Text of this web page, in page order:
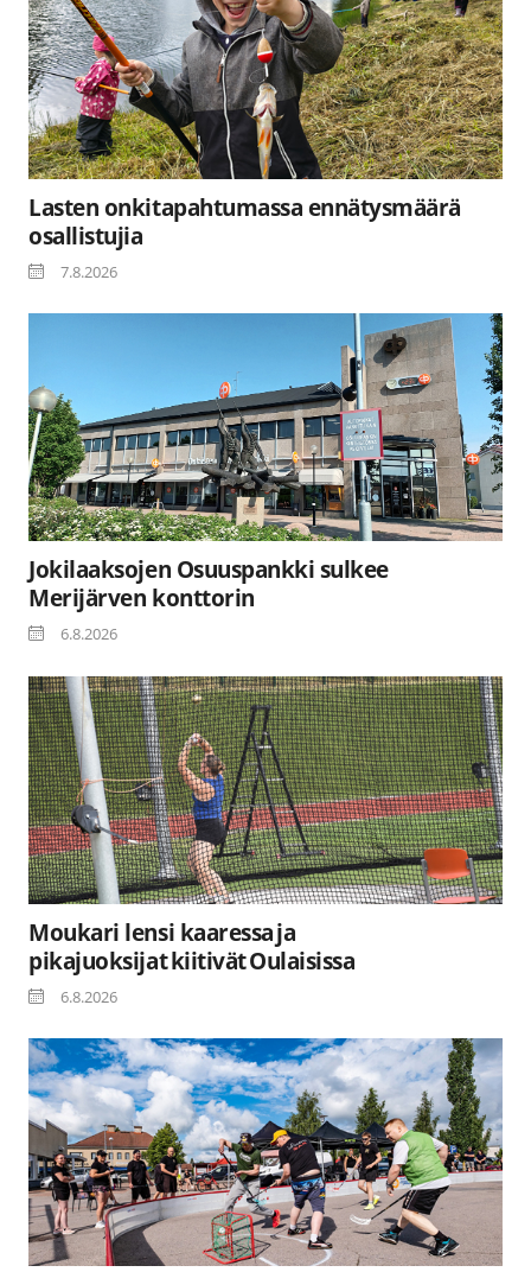
Lasten onkitapahtumassa ennätysmäärä
osallistujia
7.8.2026
Jokilaaksojen Osuuspankki sulkee
Merijärven konttorin
6.8.2026
Moukari lensi kaaressa ja
pikajuoksijat kiitivät Oulaisissa
6.8.2026